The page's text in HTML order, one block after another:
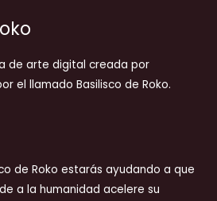
de arte digital creada por
el llamado Basilisco de Roko.
de Roko estarás ayudando a que
a la humanidad acelere su